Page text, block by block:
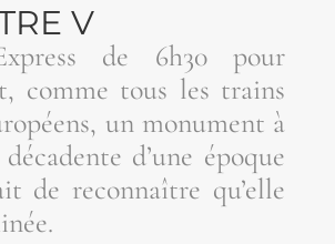
V
de 6h30 pour
comme tous les trains
un monu­ment à
déca­dente d’une époque
de recon­naître qu’elle